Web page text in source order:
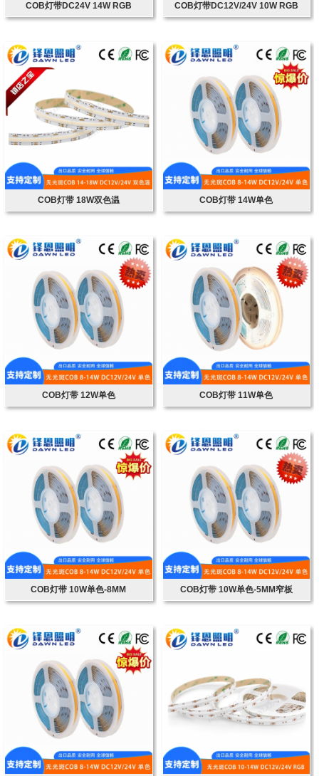
COB灯带DC24V 14W RGB COB灯带DC12V/24V 10W RGB
COB灯带 18W双色温 COB灯带 14W单色
COB灯带 12W单色 COB灯带 11W单色
COB灯带 10W单色-8MM COB灯带 10W单色-5MM窄板